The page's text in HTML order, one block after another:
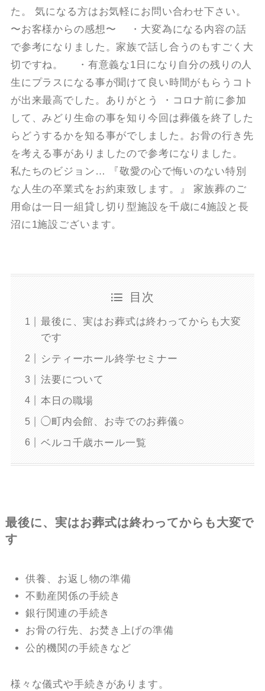
た。 気になる方はお気軽にお問い合わせ下さい。
〜お客様からの感想〜 ・大変為になる内容の話
で参考になりました。家族で話し合うのもすごく大
切ですね。 ・有意義な1日になり自分の残りの人
生にプラスになる事が聞けて良い時間がもらうコト
が出来最高でした。ありがとう ・コロナ前に参加
して、みどり生命の事を知り今回は葬儀を終了した
らどうするかを知る事がでしました。お骨の行き先
を考える事がありましたので参考になりました。
私たちのビジョン… 『敬愛の心で悔いのない特別
な人生の卒業式をお約束致します。』 家族葬のご
用命は一日一組貸し切り型施設を千歳に4施設と長
沼に1施設ございます。
目次
最後に、実はお葬式は終わってからも大変
です
シティーホール終学セミナー
法要について
本日の職場
◯町内会館、お寺でのお葬儀○
ベルコ千歳ホール一覧
最後に、実はお葬式は終わってからも大変で
す
供養、お返し物の準備
不動産関係の手続き
銀行関連の手続き
お骨の行先、お焚き上げの準備
公的機関の手続きなど
様々な儀式や手続きがあります。